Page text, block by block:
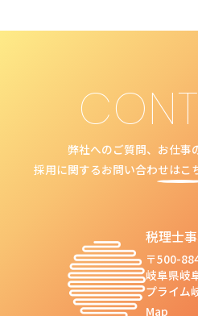
弊社へのご質問、お仕事
採用に関するお問い合わせはこ
税理士
〒500-
岐阜県岐
プライム
Map